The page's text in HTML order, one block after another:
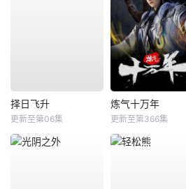
择日飞升
更新至第06集
炼气十万年
更新至第366集